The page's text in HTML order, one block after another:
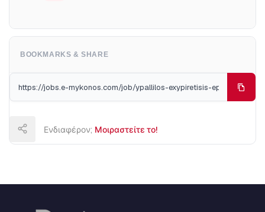
BOOKMARKS & SHARE
Ενδιαφέρον; Μοιραστείτε το!